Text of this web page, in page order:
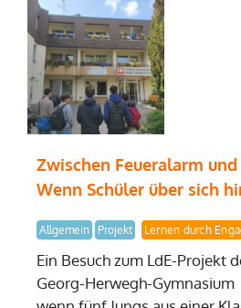
Zwischen Feueralarm
Wenn Schüler über sich
Allgemein Projekt Lernen durch
Ein Besuch zum LdE-Projekt
Georg-Herwegh-